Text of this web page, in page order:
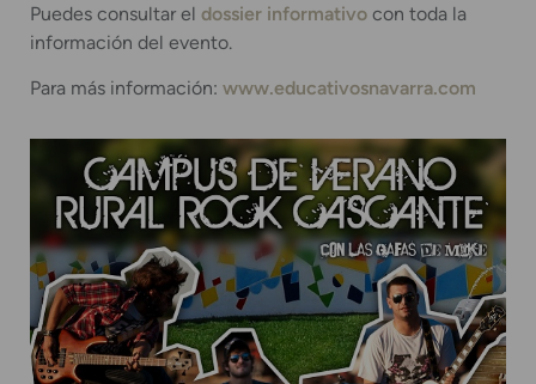
Puedes consultar el dossier informativo con toda la
información del evento.
Para más información: www.educativosnavarra.com